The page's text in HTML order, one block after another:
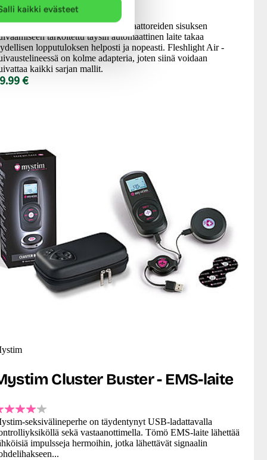
kaikki evästeet
tekovaginoiden ja masturbaattoreiden sisuksen
tarkoitettu täysin automaattinen laite takaa
lopputuloksen helposti ja nopeasti. Fleshlight Air -
on kolme adapteria, joten siinä voidaan
kaikki sarjan mallit.
€
Cluster Buster - EMS-laite
seksivälineperhe on täydentynyt USB-ladattavalla
sekä vastaanottimella. Tömö EMS-laite lähettää
impulsseja hermoihin, jotka lähettävät signaalin